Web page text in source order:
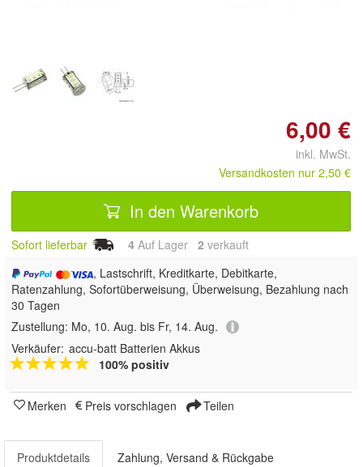
6,00 €
inkl. MwSt.
Versandkosten nur 2,50 €
In den Warenkorb
Sofort lieferbar 4 Auf Lager 2 verkauft
, Lastschrift, Kreditkarte, Debitkarte,
Ratenzahlung, Sofortüberweisung, Überweisung, Bezahlung nach
30 Tagen
Zustellung: Mo, 10. Aug. bis Fr, 14. Aug.
Verkäufer: accu-batt Batterien Akkus
100% positiv
Merken Preis vorschlagen Teilen
Produktdetails Zahlung, Versand & Rückgabe